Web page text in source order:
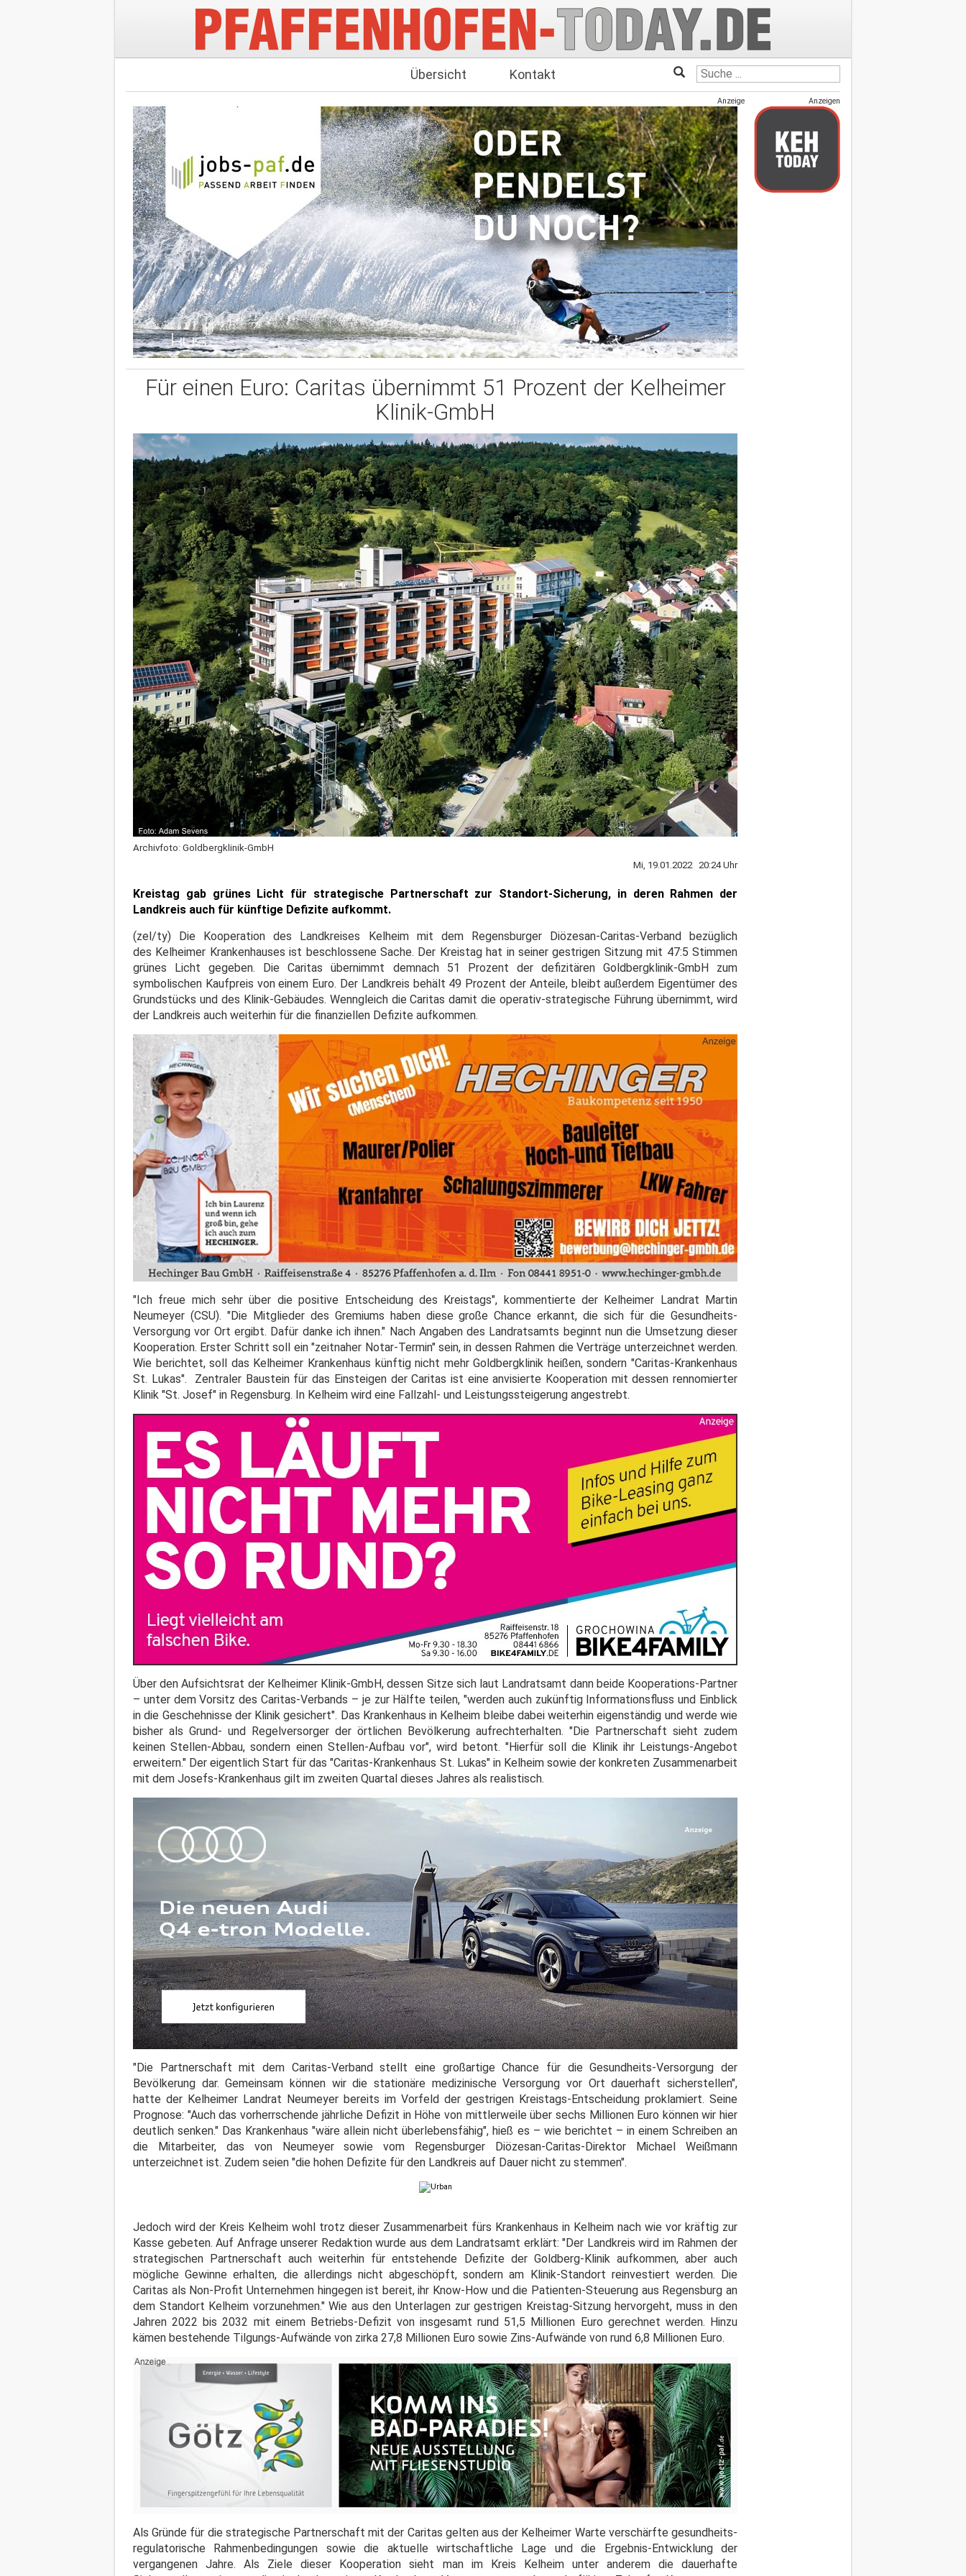
Übersicht Kontakt
Anzeige
Für einen Euro: Caritas übernimmt 51 Prozent der Kelheimer
Klinik-GmbH
Archivfoto: Goldbergklinik-GmbH
Mi, 19.01.2022 20:24 Uhr
Kreistag gab grünes Licht für strategische Partnerschaft zur Standort-Sicherung, in deren Rahmen der
Landkreis auch für künftige Defizite aufkommt.
(zel/ty) Die Kooperation des Landkreises Kelheim mit dem Regensburger Diözesan-Caritas-Verband bezüglich
des Kelheimer Krankenhauses ist beschlossene Sache. Der Kreistag hat in seiner gestrigen Sitzung mit 47:5 Stimmen
grünes Licht gegeben. Die Caritas übernimmt demnach 51 Prozent der defizitären Goldbergklinik-GmbH zum
symbolischen Kaufpreis von einem Euro. Der Landkreis behält 49 Prozent der Anteile, bleibt außerdem Eigentümer des
Grundstücks und des Klinik-Gebäudes. Wenngleich die Caritas damit die operativ-strategische Führung übernimmt, wird
der Landkreis auch weiterhin für die finanziellen Defizite aufkommen.
"Ich freue mich sehr über die positive Entscheidung des Kreistags", kommentierte der Kelheimer Landrat Martin
Neumeyer (CSU). "Die Mitglieder des Gremiums haben diese große Chance erkannt, die sich für die Gesundheits-
Versorgung vor Ort ergibt. Dafür danke ich ihnen." Nach Angaben des Landratsamts beginnt nun die Umsetzung dieser
Kooperation. Erster Schritt soll ein "zeitnaher Notar-Termin" sein, in dessen Rahmen die Verträge unterzeichnet werden.
Wie berichtet, soll das Kelheimer Krankenhaus künftig nicht mehr Goldbergklinik heißen, sondern "Caritas-Krankenhaus
St. Lukas". Zentraler Baustein für das Einsteigen der Caritas ist eine anvisierte Kooperation mit dessen rennomierter
Klinik "St. Josef" in Regensburg. In Kelheim wird eine Fallzahl- und Leistungssteigerung angestrebt.
Über den Aufsichtsrat der Kelheimer Klinik-GmbH, dessen Sitze sich laut Landratsamt dann beide Kooperations-Partner
– unter dem Vorsitz des Caritas-Verbands – je zur Hälfte teilen, "werden auch zukünftig Informationsfluss und Einblick
in die Geschehnisse der Klinik gesichert". Das Krankenhaus in Kelheim bleibe dabei weiterhin eigenständig und werde wie
bisher als Grund- und Regelversorger der örtlichen Bevölkerung aufrechterhalten. "Die Partnerschaft sieht zudem
keinen Stellen-Abbau, sondern einen Stellen-Aufbau vor", wird betont. "Hierfür soll die Klinik ihr Leistungs-Angebot
erweitern." Der eigentlich Start für das "Caritas-Krankenhaus St. Lukas" in Kelheim sowie der konkreten Zusammenarbeit
mit dem Josefs-Krankenhaus gilt im zweiten Quartal dieses Jahres als realistisch.
"Die Partnerschaft mit dem Caritas-Verband stellt eine großartige Chance für die Gesundheits-Versorgung der
Bevölkerung dar. Gemeinsam können wir die stationäre medizinische Versorgung vor Ort dauerhaft sicherstellen",
hatte der Kelheimer Landrat Neumeyer bereits im Vorfeld der gestrigen Kreistags-Entscheidung proklamiert. Seine
Prognose: "Auch das vorherrschende jährliche Defizit in Höhe von mittlerweile über sechs Millionen Euro können wir hier
deutlich senken." Das Krankenhaus "wäre allein nicht überlebensfähig", hieß es – wie berichtet – in einem Schreiben an
die Mitarbeiter, das von Neumeyer sowie vom Regensburger Diözesan-Caritas-Direktor Michael Weißmann
unterzeichnet ist. Zudem seien "die hohen Defizite für den Landkreis auf Dauer nicht zu stemmen".
Jedoch wird der Kreis Kelheim wohl trotz dieser Zusammenarbeit fürs Krankenhaus in Kelheim nach wie vor kräftig zur
Kasse gebeten. Auf Anfrage unserer Redaktion wurde aus dem Landratsamt erklärt: "Der Landkreis wird im Rahmen der
strategischen Partnerschaft auch weiterhin für entstehende Defizite der Goldberg-Klinik aufkommen, aber auch
mögliche Gewinne erhalten, die allerdings nicht abgeschöpft, sondern am Klinik-Standort reinvestiert werden. Die
Caritas als Non-Profit Unternehmen hingegen ist bereit, ihr Know-How und die Patienten-Steuerung aus Regensburg an
dem Standort Kelheim vorzunehmen." Wie aus den Unterlagen zur gestrigen Kreistag-Sitzung hervorgeht, muss in den
Jahren 2022 bis 2032 mit einem Betriebs-Defizit von insgesamt rund 51,5 Millionen Euro gerechnet werden. Hinzu
kämen bestehende Tilgungs-Aufwände von zirka 27,8 Millionen Euro sowie Zins-Aufwände von rund 6,8 Millionen Euro.
Als Gründe für die strategische Partnerschaft mit der Caritas gelten aus der Kelheimer Warte verschärfte gesundheits-
regulatorische Rahmenbedingungen sowie die aktuelle wirtschaftliche Lage und die Ergebnis-Entwicklung der
vergangenen Jahre. Als Ziele dieser Kooperation sieht man im Kreis Kelheim unter anderem die dauerhafte
Anzeigen